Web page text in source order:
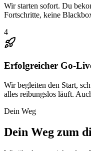
Wir starten sofort. Du
Fortschritte, keine
4
Erfolgreicher Go-
Wir begleiten den Start,
alles reibungslos läuft.
Dein Weg
Dein Weg zum